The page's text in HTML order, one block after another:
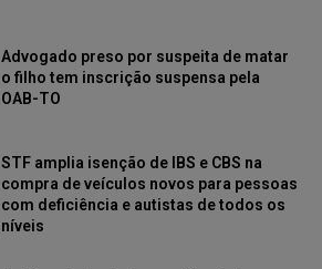
Advogado preso por suspeita de matar
o filho tem inscrição suspensa pela
OAB-TO
STF amplia isenção de IBS e CBS na
compra de veículos novos para pessoas
com deficiência e autistas de todos os
níveis